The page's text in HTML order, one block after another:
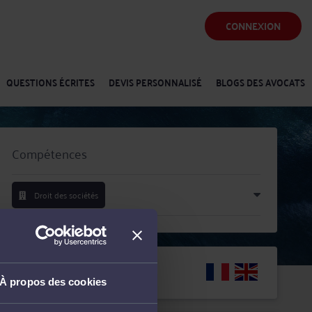
À propos des cookies
CONNEXION
QUESTIONS ÉCRITES DEVIS PERSONNALISÉ BLOGS DES AVOCATS
Compétences
Droit des sociétés
Langues